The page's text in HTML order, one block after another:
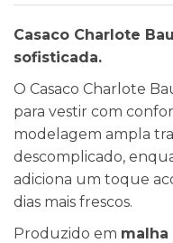
Casaco Charlote
sofisticada.
O Casaco Charlote
para vestir com
modelagem ampla
descomplicado,
adiciona um toque
dias mais frescos.
Produzido em